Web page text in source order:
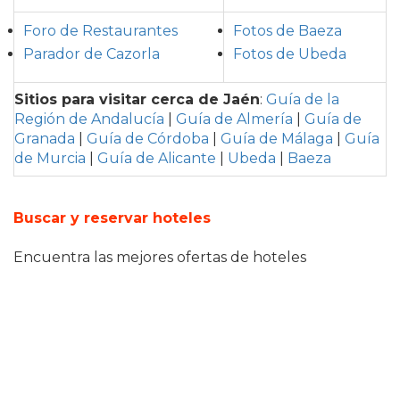
Foro de Restaurantes
Parador de Cazorla
Fotos de Baeza
Fotos de Ubeda
Sitios para visitar cerca de Jaén: Guía de la
Región de Andalucía
Guía de Almería
Guía de
Granada
Guía de Córdoba Guía de Málaga
Guía
de Murcia
Guía de Alicante Ubeda Baeza
Buscar y reservar hoteles
Encuentra las mejores ofertas de hoteles